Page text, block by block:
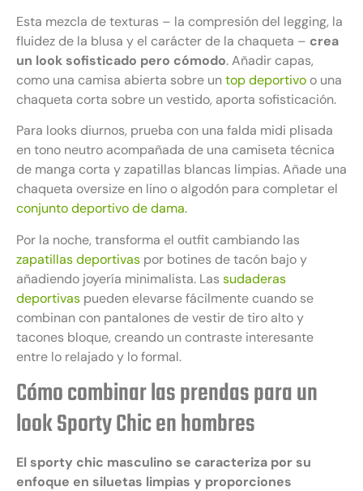
Esta mezcla de texturas – la compresión del legging, la
fluidez de la blusa y el carácter de la chaqueta – crea
un look sofisticado pero cómodo. Añadir capas,
como una camisa abierta sobre untop deportivo o una
chaqueta corta sobre un vestido, aporta sofisticación.
Para looks diurnos, prueba con una falda midi plisada
en tono neutro acompañada de una camiseta técnica
de manga corta y zapatillas blancas limpias. Añade una
chaqueta oversize en lino o algodón para completar el
conjunto deportivo de dama.
Por la noche, transforma el outfit cambiando las
zapatillas deportivas por botines de tacón bajo y
añadiendo joyería minimalista. Lassudaderas
deportivas pueden elevarse fácilmente cuando se
combinan con pantalones de vestir de tiro alto y
tacones bloque, creando un contraste interesante
entre lo relajado y lo formal.
Cómo combinar las prendas para un
look Sporty Chic en hombres
El sporty chic masculino se caracteriza por su
enfoque en siluetas limpias y proporciones